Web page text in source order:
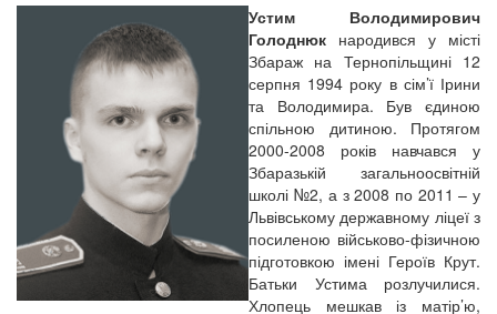
Устим Володимирович
Голоднюк народився у місті
Збараж на Тернопільщині 12
серпня 1994 року в сім’ї Ірини
та Володимира. Був єдиною
спільною дитиною. Протягом
2000-2008 років навчався у
Збаразькій загальноосвітній
школі №2, а з 2008 по 2011 – у
Львівському державному ліцеї з
посиленою військово-фізичною
підготовкою імені Героїв Крут.
Батьки Устима розлучилися.
Хлопець мешкав із матір’ю,